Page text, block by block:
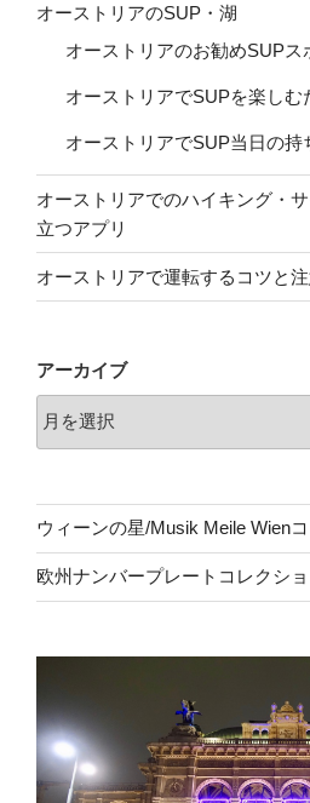
オーストリアのSUP・湖
オーストリアのお勧めSUPス
オーストリアでSUPを楽しむ
オーストリアでSUP当日の持
オーストリアでのハイキング・
立つアプリ
オーストリアで運転するコツと
アーカイブ
ウィーンの星/Musik Meile Wien
欧州ナンバープレートコレクシ